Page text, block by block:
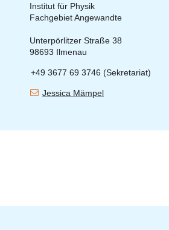
Physik
Angewandte
Straße 38
69 3746 (Sekretariat)
Jessica Mämpel